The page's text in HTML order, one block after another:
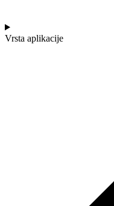
Vrsta aplikacije